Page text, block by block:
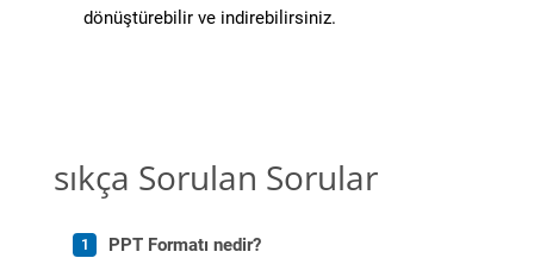
dönüştürebilir ve indirebilirsiniz.
sıkça Sorulan Sorular
PPT Formatı nedir?